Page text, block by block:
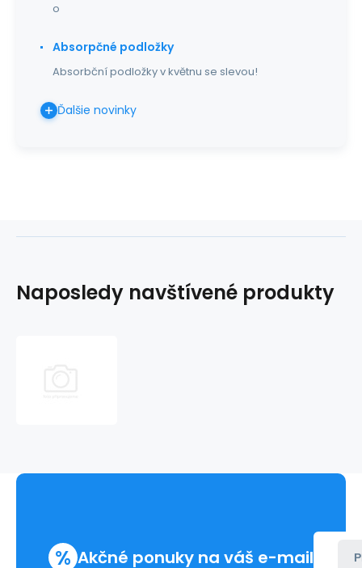
o
Absorpčné podložky
Absorbční podložky v květnu se slevou!
Ďalšie novinky
Naposledy navštívené produkty
250cm
% Akčné ponuky na váš e-mail